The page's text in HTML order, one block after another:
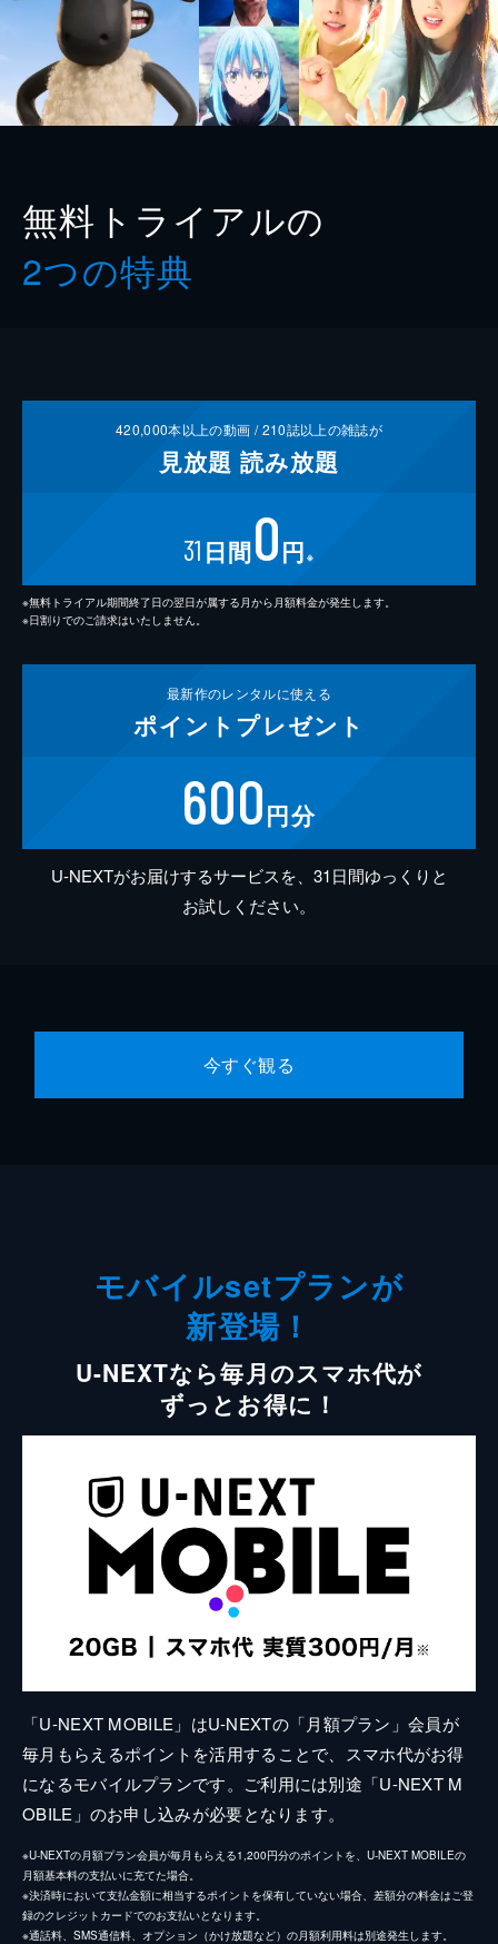
無料トライアルの
2つの特典
420,000本以上の動画 /210誌以上の雑誌が
見放題 読み放題
31 日間0円 ※
※無料トライアル期間終了日の翌日が属する月から月額料金が発生します。
※日割りでのご請求はいたしません。
最新作のレンタルに使える
ポイント プレゼント
600円分
U-NEXTがお届けするサービスを、31日間ゆっくりと
お試しください。
今すぐ観る
モバイルsetプランが
新登場！
U-NEXTなら毎月のスマホ代が
ずっとお得に！
「U-NEXT MOBILE」はU-NEXTの「月額プラン」会員が
毎月もらえるポイントを活用することで、スマホ代がお得
になるモバイルプランです。ご利用には別途「U-NEXT M
OBILE」のお申し込みが必要となります。
※U-NEXTの月額プラン会員が毎月もらえる1,200円分のポイントを、U-NEXT MOBILEの
月額基本料の支払いに充てた場合。
※決済時において支払金額に相当するポイントを保有していない場合、差額分の料金はご登
録のクレジットカードでのお支払いとなります。
※通話料、SMS通信料、オプション（かけ放題など）の月額利用料は別途発生します。